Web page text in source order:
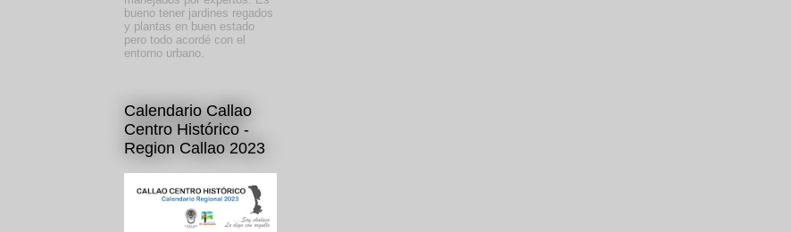
bueno tener jardines regados
y plantas en buen estado
pero todo acordé con el
entorno urbano.
Calendario Callao
Centro Histórico -
Region Callao 2023